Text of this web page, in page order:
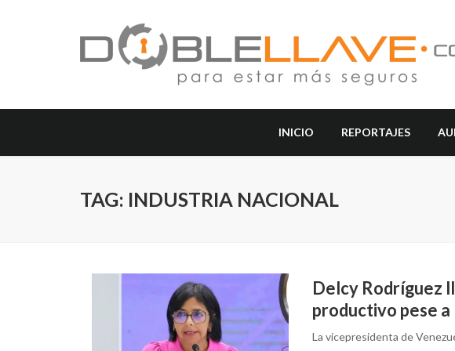
INICIO REPORTAJES
TAG: INDUSTRIA NACIONAL
Delcy Rodríguez
productivo pese a
La vicepresidenta de